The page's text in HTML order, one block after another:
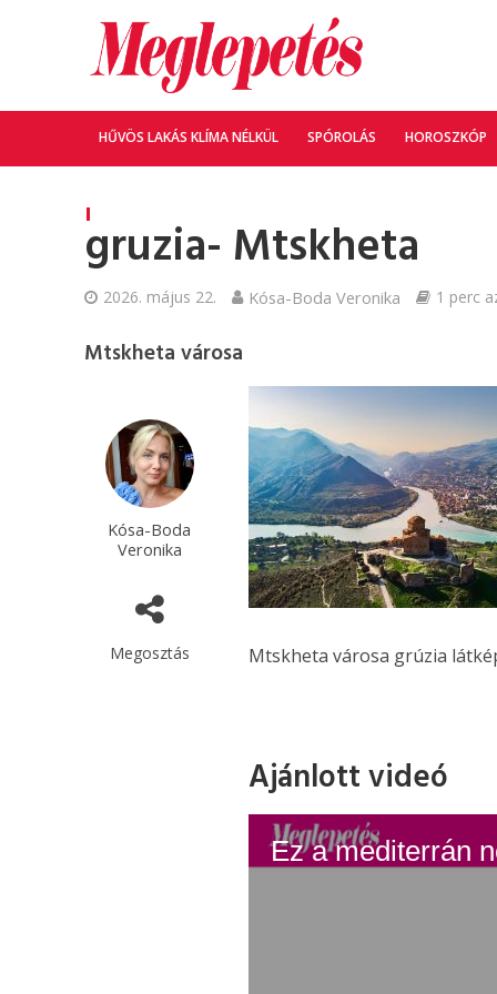
HŰVÖS LAKÁS KLÍMA NÉLKÜL SPÓROLÁS HOROSZKÓP
gruzia- Mtskheta
2026. május 22. Kósa-Boda Veronika 1 perc
Mtskheta városa
Kósa-Boda
Veronika
Megosztás Mtskheta városa grúzia
Ajánlott videó
Ez a mediterrán